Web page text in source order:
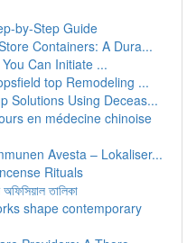
by-Step Guide
Containers: A Dura...
Can Initiate ...
top Remodeling ...
Solutions Using Deceas...
en médecine chinoise
Avesta – Lokaliser...
Rituals
অফিসিয়াল তালিকা
shape contemporary